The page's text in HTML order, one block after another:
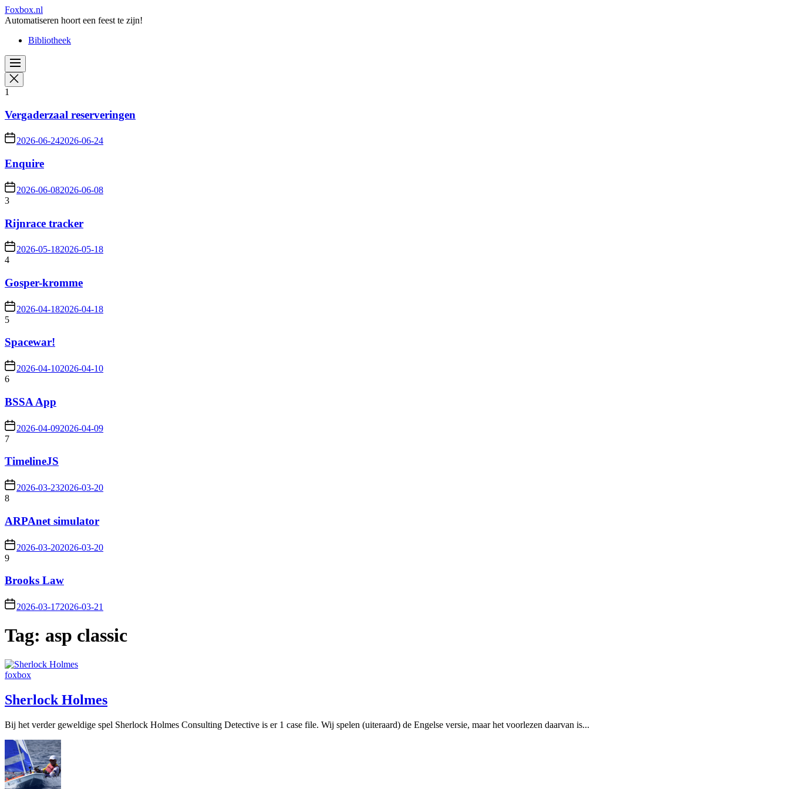
Skip
to
content
Foxbox.nl
Automatiseren hoort een feest te zijn!
Bibliotheek
1
Vergaderzaal reserveringen
2026-06-242026-06-24
Enquire
2026-06-082026-06-08
3
Rijnrace tracker
2026-05-182026-05-18
4
Gosper-kromme
2026-04-182026-04-18
5
Spacewar!
2026-04-102026-04-10
6
BSSA App
2026-04-092026-04-09
7
TimelineJS
2026-03-232026-03-20
8
ARPAnet simulator
2026-03-202026-03-20
9
Brooks Law
2026-03-172026-03-21
Tag: asp classic
foxbox
Sherlock Holmes
Bij het verder geweldige spel Sherlock Holmes Consulting Detective is er 1 case file. Wij spelen (uiteraard) de Engelse versie, maar het voorlezen daarvan is...